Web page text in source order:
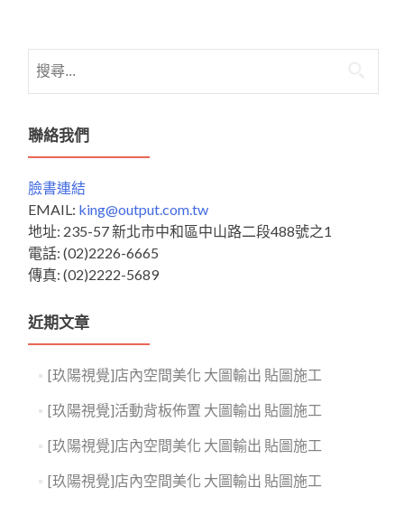
尋
鍵
字:
聯絡我們
臉書連結
EMAIL: king@output.com.tw
地址: 235-57 新北市中和區中山路二段488號之1
電話: (02)2226-6665
傳真: (02)2222-5689
近期文章
[玖陽視覺]店內空間美化 大圖輸出 貼圖施工
[玖陽視覺]活動背板佈置 大圖輸出 貼圖施工
[玖陽視覺]店內空間美化 大圖輸出 貼圖施工
[玖陽視覺]店內空間美化 大圖輸出 貼圖施工